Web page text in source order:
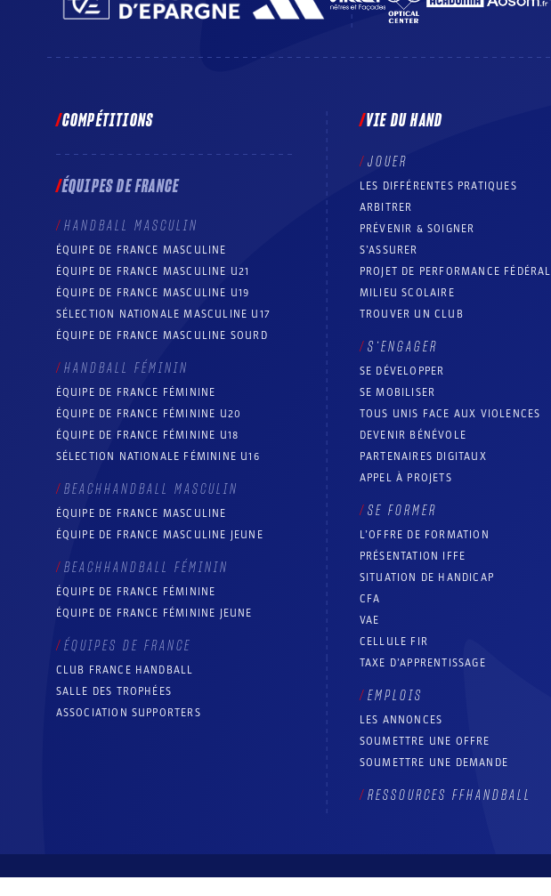
COMPÉTITIONS
ÉQUIPES DE FRANCE
HANDBALL MASCULIN
ÉQUIPE DE FRANCE MASCULINE
ÉQUIPE DE FRANCE MASCULINE U21
ÉQUIPE DE FRANCE MASCULINE U19
SÉLECTION NATIONALE MASCULINE U17
ÉQUIPE DE FRANCE MASCULINE SOURD
HANDBALL FÉMININ
ÉQUIPE DE FRANCE FÉMININE
ÉQUIPE DE FRANCE FÉMININE U20
ÉQUIPE DE FRANCE FÉMININE U18
SÉLECTION NATIONALE FÉMININE U16
BEACHHANDBALL MASCULIN
ÉQUIPE DE FRANCE MASCULINE
ÉQUIPE DE FRANCE MASCULINE JEUNE
BEACHHANDBALL FÉMININ
ÉQUIPE DE FRANCE FÉMININE
ÉQUIPE DE FRANCE FÉMININE JEUNE
ÉQUIPES DE FRANCE
CLUB FRANCE HANDBALL
SALLE DES TROPHÉES
ASSOCIATION SUPPORTERS
VIE DU HAND
JOUER
LES DIFFÉRENTES PRATIQUES
ARBITRER
PRÉVENIR & SOIGNER
S’ASSURER
PROJET DE PERFORMANCE FÉDÉRAL
MILIEU SCOLAIRE
TROUVER UN CLUB
S’ENGAGER
SE DÉVELOPPER
SE MOBILISER
TOUS UNIS FACE AUX VIOLENCES
DEVENIR BÉNÉVOLE
PARTENAIRES DIGITAUX
APPEL À PROJETS
SE FORMER
L’OFFRE DE FORMATION
PRÉSENTATION IFFE
SITUATION DE HANDICAP
CFA
VAE
CELLULE FIR
TAXE D’APPRENTISSAGE
EMPLOIS
LES ANNONCES
SOUMETTRE UNE OFFRE
SOUMETTRE UNE DEMANDE
RESSOURCES FFHANDBALL